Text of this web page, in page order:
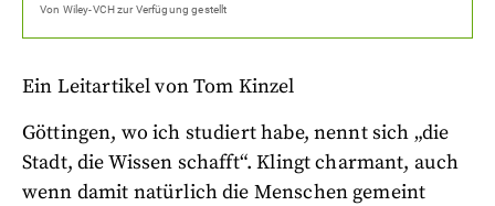
Von Wiley-VCHzur Verfügung gestellt
Ein Leitartikel von Tom Kinzel
Göttingen, wo ich studiert habe, nennt sich „die
Stadt, die Wissen schafft“. Klingt charmant, auch
wenn damit natürlich die Menschen gemeint